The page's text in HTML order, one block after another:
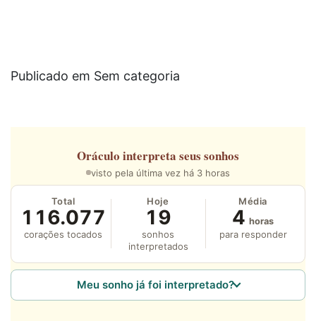
Publicado em Sem categoria
Oráculo interpreta seus sonhos
visto pela última vez há 3 horas
Total
116.077
corações tocados
Hoje
19
sonhos
interpretados
Média
4 horas
para responder
Meu sonho já foi interpretado?